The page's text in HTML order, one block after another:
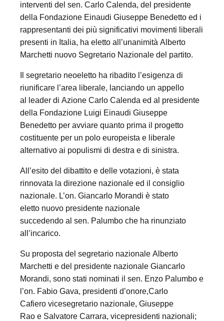
interventi del sen. Carlo Calenda, del presidente
della Fondazione Einaudi Giuseppe Benedetto ed i
rappresentanti dei più significativi movimenti liberali
presenti in Italia, ha eletto all’unanimità Alberto
Marchetti nuovo Segretario Nazionale del partito.
Il segretario neoeletto ha ribadito l’esigenza di
riunificare l’area liberale, lanciando un appello
al leader di Azione Carlo Calenda ed al presidente
della Fondazione Luigi Einaudi Giuseppe
Benedetto per avviare quanto prima il progetto
costituente per un polo europeista e liberale
alternativo ai populismi di destra e di sinistra.
All’esito del dibattito e delle votazioni, è stata
rinnovata la direzione nazionale ed il consiglio
nazionale. L’on. Giancarlo Morandi è stato
eletto nuovo presidente nazionale
succedendo al sen. Palumbo che ha rinunziato
all’incarico.
Su proposta del segretario nazionale Alberto
Marchetti e del presidente nazionale Giancarlo
Morandi, sono stati nominati il sen. Enzo Palumbo e
l’on. Fabio Gava, presidenti d’onore,Carlo
Cafiero vicesegretario nazionale, Giuseppe
Rao e Salvatore Carrara, vicepresidenti nazionali;